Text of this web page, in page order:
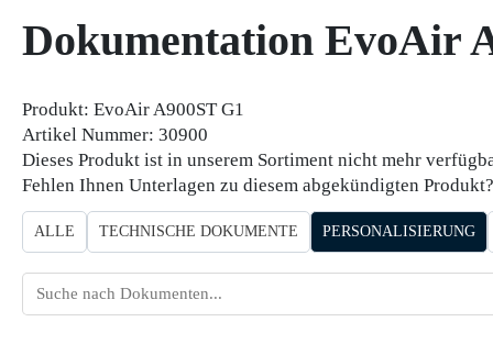
Dokumentation EvoAir
Produkt: EvoAir A900ST G1
Artikel Nummer: 30900
Dieses Produkt ist in unserem Sortiment nicht mehr
Fehlen Ihnen Unterlagen zu diesem abgekündigten
ALLE TECHNISCHE DOKUMENTE PERSONALISIERUNG
suchen